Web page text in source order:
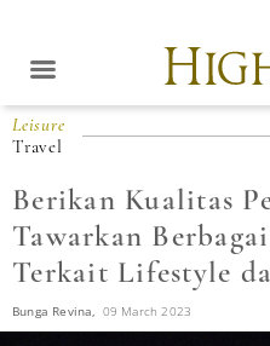
Leisure
Travel
Berikan Kualitas
Tawarkan
Terkait Lifestyle
Bunga Revina, 09 March 2023